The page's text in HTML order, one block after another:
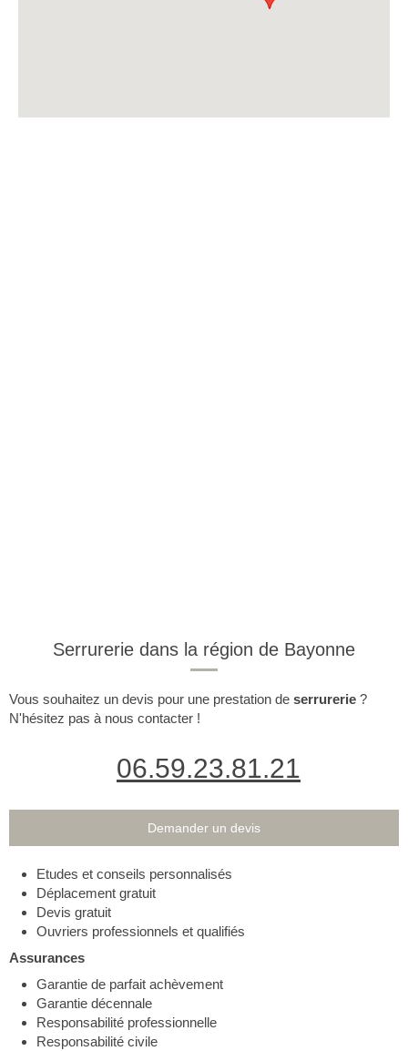
Serrurerie dans la région de Bayonne
Vous souhaitez un devis pour une prestation de serrurerie ?
N'hésitez pas à nous contacter !
06.59.23.81.21
Demander un devis
Etudes et conseils personnalisés
Déplacement gratuit
Devis gratuit
Ouvriers professionnels et qualifiés
Assurances
Garantie de parfait achèvement
Garantie décennale
Responsabilité professionnelle
Responsabilité civile